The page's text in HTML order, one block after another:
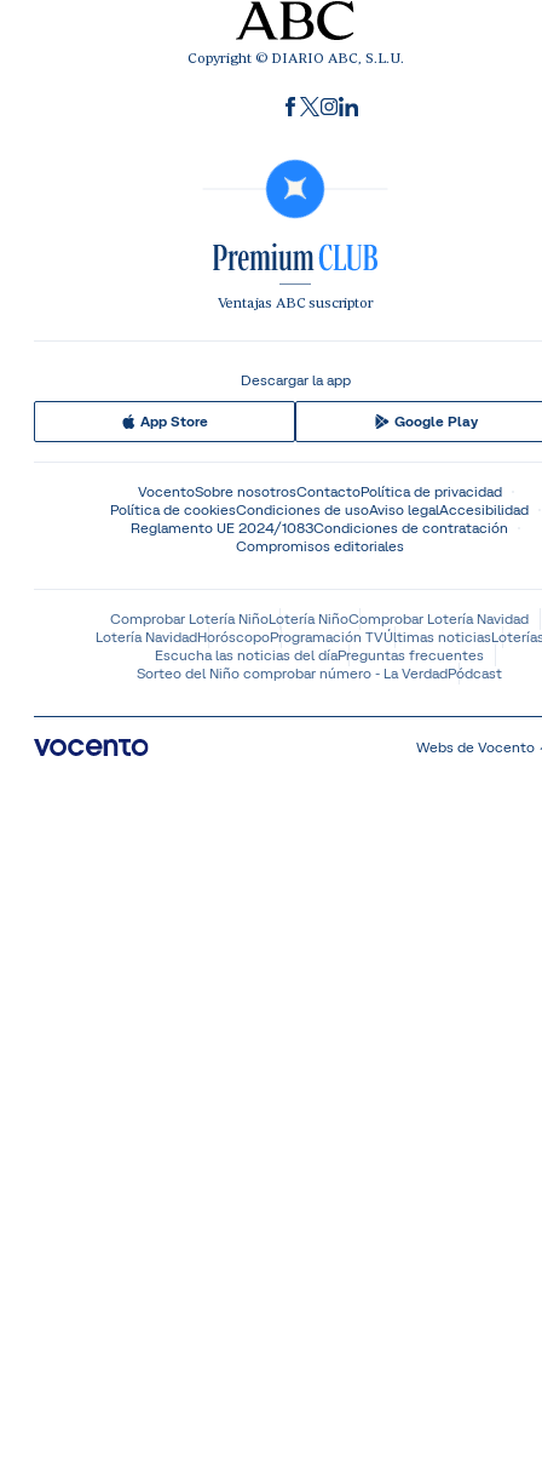
Copyright © DIARIO ABC, S.L.U.
Ventajas ABC suscriptor
Descargar la app
App Store Google Play
VocentoSobre nosotrosContactoPolítica de privacidad
Política de cookiesCondiciones de usoAviso legalAccesibilidad
Reglamento UE 2024/1083Condiciones de contratación
Compromisos editoriales
Comprobar Lotería NiñoLotería NiñoComprobar Lotería Navidad
Lotería NavidadHoróscopoProgramación TVÚltimas noticias
Escucha las noticias del díaPreguntas frecuentes
Sorteo del Niño comprobar número - La VerdadPódcast
Webs de Vocento